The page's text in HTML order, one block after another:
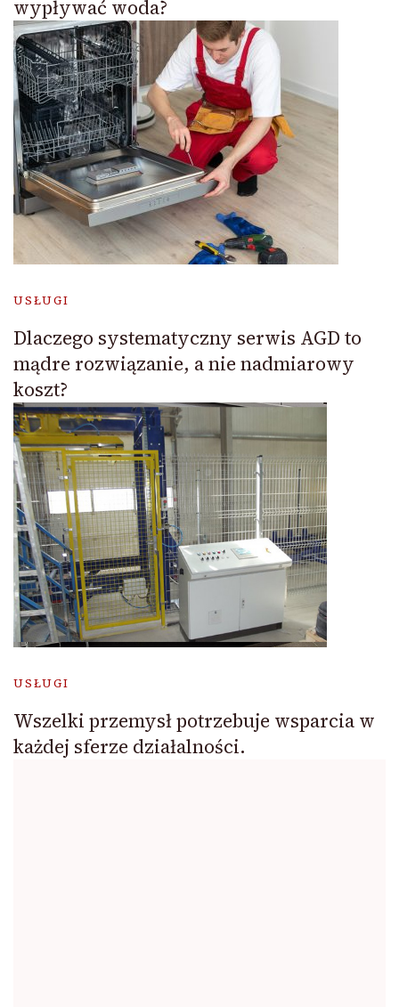
wypływać woda?
USŁUGI
Dlaczego systematyczny serwis AGD to
mądre rozwiązanie, a nie nadmiarowy
koszt?
USŁUGI
Wszelki przemysł potrzebuje wsparcia w
każdej sferze działalności.